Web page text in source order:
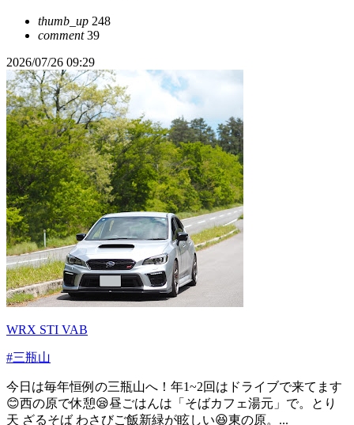
thumb_up 248
comment39
2026/07/26 09:29
WRX STI VAB
#三瓶山
今日は毎年恒例の三瓶山へ！年1~2回はドライブで来てます
😊西の原で休憩😪昼ごはんは「そばカフェ湯元」で。とり
天 ざるそば わさびご飯新緑が眩しい😆東の原。...